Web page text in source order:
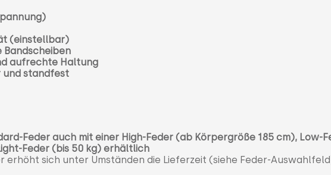
(einstellbar)
Bandscheiben
aufrechte Haltung
und standfest
Feder auch mit einer High-Feder (ab Körpergröße 185 cm), Low-
Feder (bis 50 kg) erhältlich
erhöht sich unter Umständen die Lieferzeit (siehe Feder-